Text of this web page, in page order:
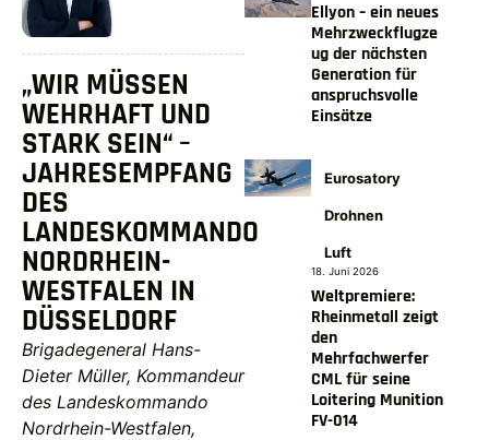
„WIR MÜSSEN
WEHRHAFT UND
STARK SEIN“ –
JAHRESEMPFANG
DES
LANDESKOMMANDO
NORDRHEIN-
WESTFALEN IN
DÜSSELDORF
Brigadegeneral Hans-
Dieter Müller, Kommandeur
des Landeskommando
Nordrhein-Westfalen,
Ellyon – ein neues
Mehrzweckflugze
ug der nächsten
Generation für
anspruchsvolle
Einsätze
Eurosatory
Drohnen
Luft
18. Juni 2026
Weltpremiere:
Rheinmetall zeigt
den
Mehrfachwerfer
CML für seine
Loitering Munition
FV-014